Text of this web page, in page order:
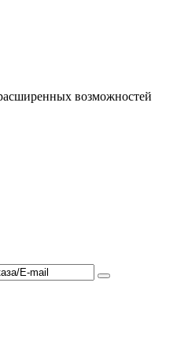
возможностей